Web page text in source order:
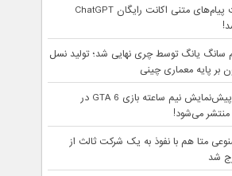
محدودیت پیام‌های متنی اکانت رایگان ChatGPT
سانگ‌ یانگ توسط چری نهایی شد؛ تولید نسل
بر پایه معماری چینی
۵ شهریور پیش‌نمایش نیم ساعته بازی GTA 6 در
می‌شود!
متا هم با نفوذ به یک شرکت ثالث از
شد